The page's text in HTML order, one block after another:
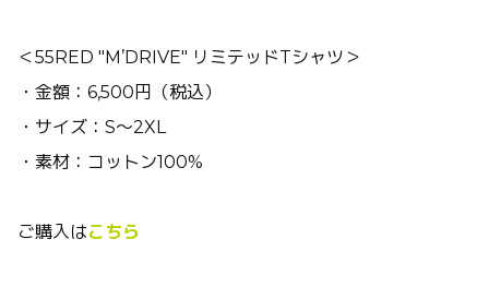
＜55RED "M’DRIVE" リミテッドTシャツ＞
・金額：6,500円（税込）
・サイズ：S〜2XL
・素材：コットン100%
ご購入はこちら